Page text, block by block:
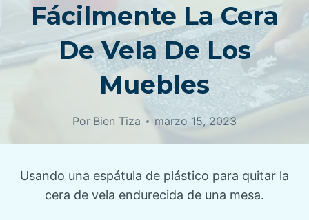
Fácilmente La Cera
De Vela De Los
Muebles
Por Bien Tiza marzo 15, 2023
Usando una espátula de plástico para quitar la
cera de vela endurecida de una mesa.